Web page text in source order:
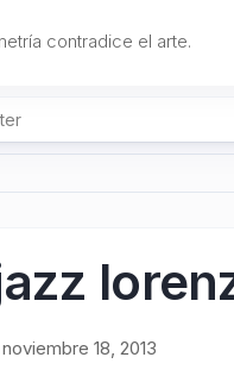
contradice el arte.
noviembre 18, 2013